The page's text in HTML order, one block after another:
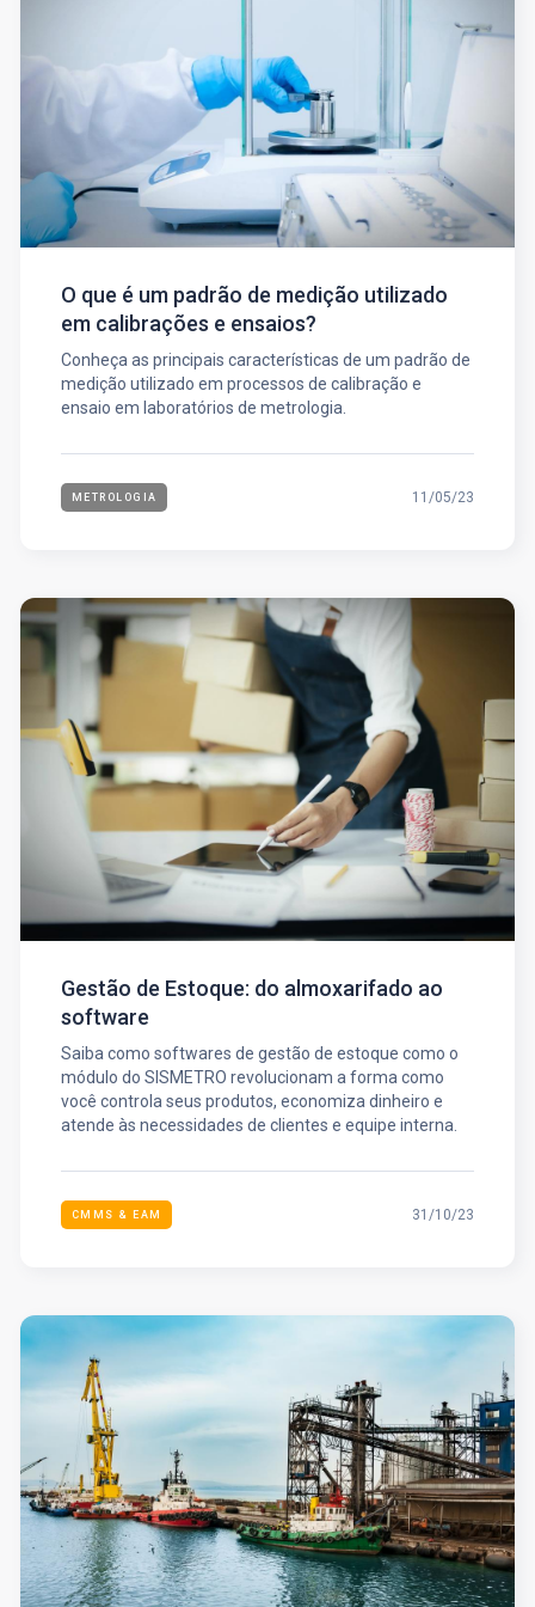
O que é um padrão de medição utilizado
em calibrações e ensaios?
Conheça as principais características de um padrão de
medição utilizado em processos de calibração e
ensaio em laboratórios de metrologia.
METROLOGIA 11/05/23
Gestão de Estoque: do almoxarifado ao
software
Saiba como softwares de gestão de estoque como o
módulo do SISMETRO revolucionam a forma como
você controla seus produtos, economiza dinheiro e
atende às necessidades de clientes e equipe interna.
CMMS & EAM 31/10/23